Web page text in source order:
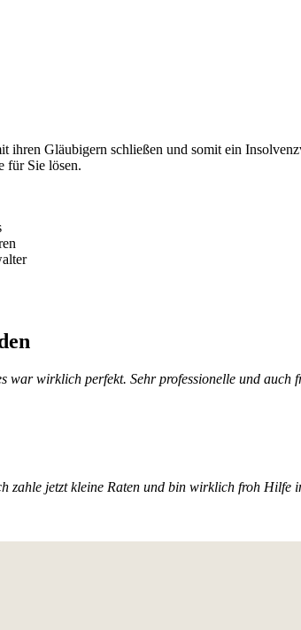
Gläubigern schließen und somit ein
für Sie lösen.
war wirklich perfekt. Sehr professionelle und
zahle jetzt kleine Raten und bin wirklich froh Hilfe